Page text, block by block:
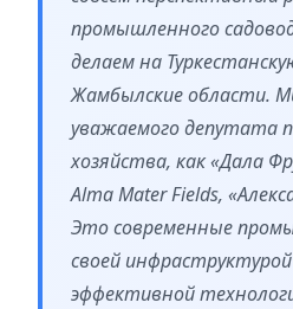
промышленного
делаем на
Жамбылские области.
уважаемого депутата
хозяйства, как «Дала
Alma Mater Fields,
Это современные
своей
эффективной